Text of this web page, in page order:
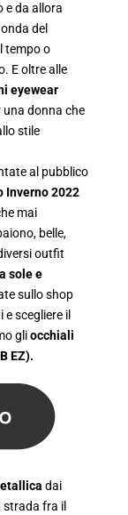
e da allora
del
tempo o
E oltre alle
eyewear
una donna che
stile
al pubblico
Inverno 2022
mai
belle,
outfit
sole e
sullo shop
scegliere il
gliocchiali
EZ).
dai
fra il